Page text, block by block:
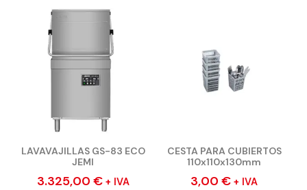
LAVAVAJILLAS GS-83 ECO
JEMI
3.325,00 € + IVA
CESTA PARA CUBIERTOS
110x110x130mm
3,00 € + IVA